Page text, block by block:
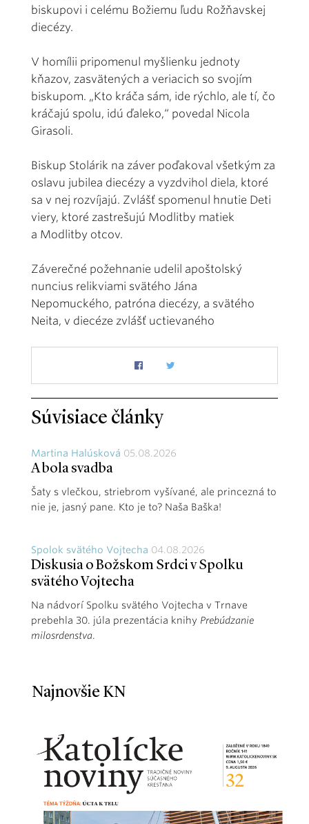
biskupovi i celému Božiemu ľudu Rožňavskej
diecézy.
V homílii pripomenul myšlienku jednoty
kňazov, zasvätených a veriacich so svojím
biskupom. „Kto kráča sám, ide rýchlo, ale tí, čo
kráčajú spolu, idú ďaleko,“ povedal Nicola
Girasoli.
Biskup Stolárik na záver poďakoval všetkým za
oslavu jubilea diecézy a vyzdvihol diela, ktoré
sa v nej rozvíjajú. Zvlášť spomenul hnutie Deti
viery, ktoré zastrešujú Modlitby matiek
a Modlitby otcov.
Záverečné požehnanie udelil apoštolský
nuncius relikviami svätého Jána
Nepomuckého, patróna diecézy, a svätého
Neita, v diecéze zvlášť uctievaného
Súvisiace články
Martina Halúsková 05.08.2026
A bola svadba
Šaty s vlečkou, striebrom vyšívané, ale princezná to
nie je, jasný pane. Kto je to? Naša Baška!
Spolok svätého Vojtecha 04.08.2026
Diskusia o Božskom Srdci v Spolku
svätého Vojtecha
Na nádvorí Spolku svätého Vojtecha v Trnave
prebehla 30. júla prezentácia knihy Prebúdzanie
milosrdenstva.
Najnovšie KN